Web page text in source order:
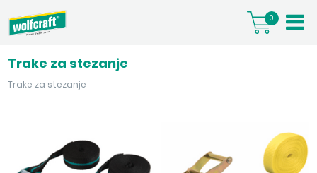
0
Trake za stezanje
Trake za stezanje